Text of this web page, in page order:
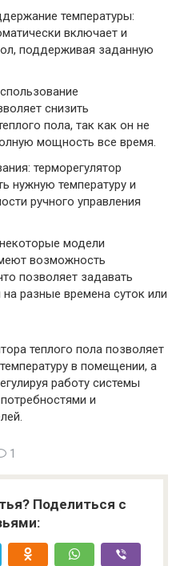
температуры:
включает и
поддерживая заданную
снизить
пола, так как он не
мощность все время.
терморегулятор
нужную температуру и
ручного управления
модели
возможность
позволяет задавать
разные времена суток или
теплого пола позволяет
в помещении, а
работу системы
и
1
Поделиться с